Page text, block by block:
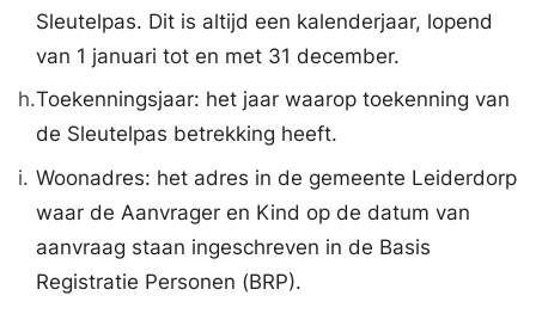
Sleutelpas. Dit is altijd een kalenderjaar, lopend
van 1 januari tot en met 31 december.
h.Toekenningsjaar: het jaar waarop toekenning van
de Sleutelpas betrekking heeft.
i. Woonadres: het adres in de gemeente Leiderdorp
waar de Aanvrager en Kind op de datum van
aanvraag staan ingeschreven in de Basis
Registratie Personen (BRP).